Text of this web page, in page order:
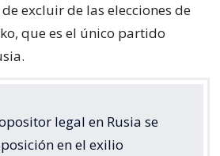
excluir de las elecciones de
que es el único partido
legal en Rusia se
en el exilio